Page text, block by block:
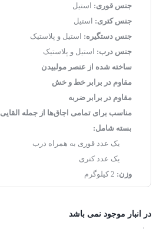
جنس قوری: استیل
جنس کتری: استیل
جنس دستگیره: استیل و پلاستیک
جنس درب: استیل و پلاستیک
ساخته شده از عنصر مولبیدن
مقاوم در برابر خط و خش
مقاوم در برابر ضربه
مناسب برای تمامی اجاق‌ها از جمله القایی
بسته شامل:
یک عدد قوری به همراه درب
یک عدد کتری
وزن:
در انبار موجود نمی باشد